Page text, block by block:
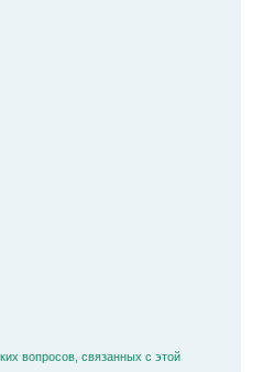
вопросов, связанных с этой